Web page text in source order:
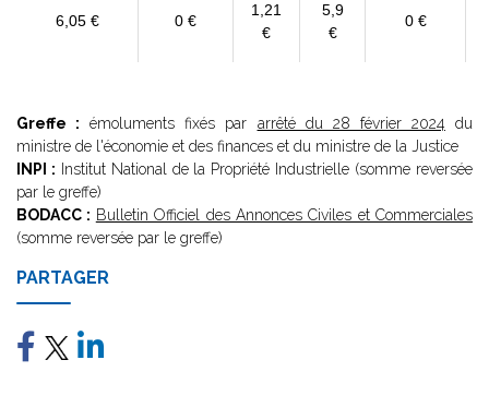
6,05 € 0 €
1,21
€
5,9
€
0 €
Greffe : émoluments fixés par arrêté du 28 février 2024 du
ministre de l'économie et des finances et du ministre de la Justice
INPI : Institut National de la Propriété Industrielle (somme reversée
par le greffe)
BODACC : Bulletin Officiel des Annonces Civiles et Commerciales
(somme reversée par le greffe)
PARTAGER